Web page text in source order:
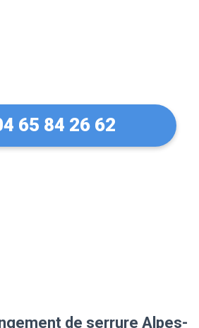
65 84 26 62
de serrure Alpes-